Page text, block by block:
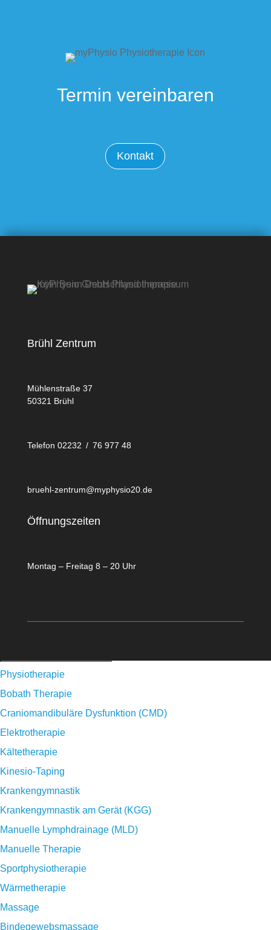
Termin vereinbaren
Kontakt
Brühl Zentrum
Mühlenstraße 37
50321 Brühl
Telefon 02232 / 76 977 48
bruehl-zentrum@myphysio20.de
Öffnungszeiten
Montag – Freitag 8 – 20 Uhr
Physiotherapie
Bobath Therapie
Craniomandibuläre Dysfunktion (CMD)
Elektrotherapie
Kältetherapie
Kinesio-Taping
Krankengymnastik
Krankengymnastik am Gerät (KGG)
Manuelle Lymphdrainage (MLD)
Manuelle Therapie
Sportphysiotherapie
Wärmetherapie
Massage
Bindegewebsmassage